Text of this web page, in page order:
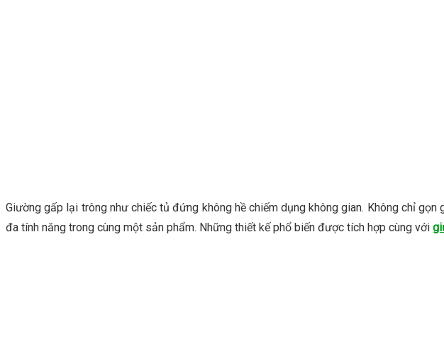
Giường gấp lại trông như chiếc tủ đứng không hề chiếm dụng không gian. Không chỉ
đa tính năng trong cùng một sản phẩm. Những thiết kế phổ biến được tích hợp cùng với